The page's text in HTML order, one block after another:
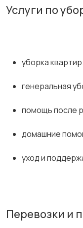
Услуги по
уборка квартир;
генеральная
помощь после
домашние
уход и
Перевозки и